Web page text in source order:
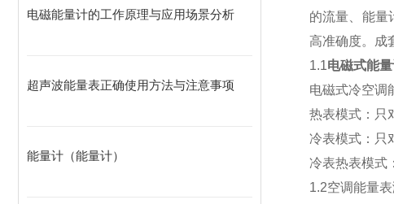
电磁能量计的工作原理与应用场景分析
超声波能量表正确使用方法与注意事项
能量计（能量计）
的流量、能量
高准确度。
1.1电磁式能
电磁式冷空调
热表模式：只
冷表模式：只
冷表热表模式
1.2空调能量